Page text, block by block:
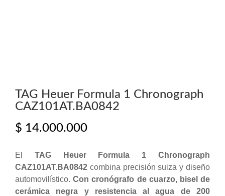
TAG Heuer Formula 1 Chronograph
CAZ101AT.BA0842
$ 14.000.000
El TAG Heuer Formula 1 Chronograph
CAZ101AT.BA0842 combina precisión suiza y diseño
automovilístico.Con cronógrafo de cuarzo, bisel de
cerámica negra y resistencia al agua de 200